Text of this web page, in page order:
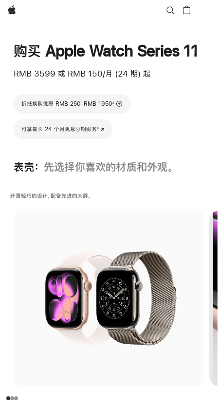
Apple
购买 Apple Watch Series 11
RMB 3599 或 RMB 150/月 (24 期) 起
折抵换购优惠 RMB 250-RMB 1950
脚注
∆
可享最长 24 个月免息分期服务◊
(在新窗口中打开)
表壳： 先选择你喜欢的材质和外观。
纤薄轻巧的设计，配备先进的大屏。